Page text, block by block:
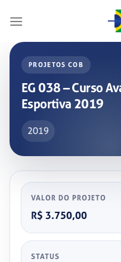
PROJETOS COB
EG 038 – Curso
Esportiva 2019
2019
VALOR DO PROJETO
R$ 3.750,00
STATUS